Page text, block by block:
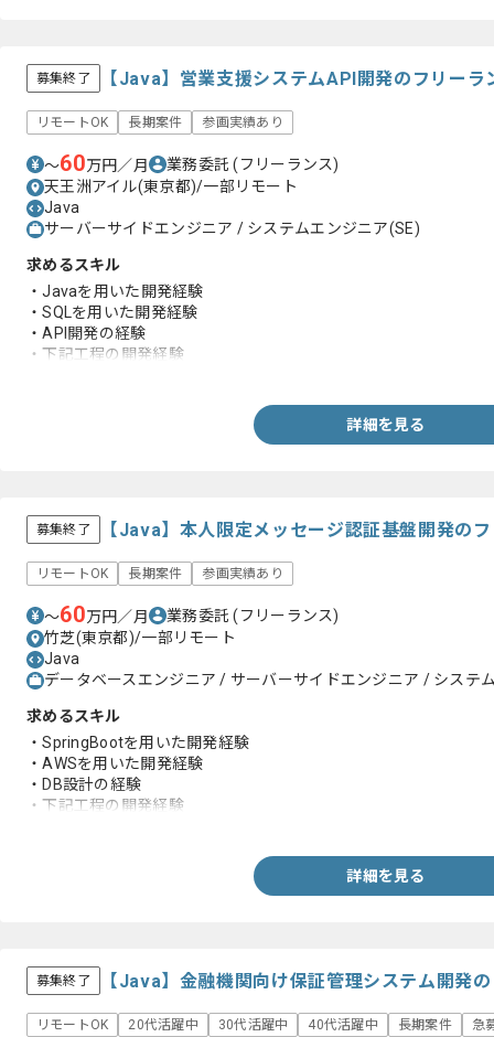
募集終了 【Java】営業支援システムAPI開発のフリーラ
リモートOK 長期案件 参画実績あり
〜60万円／月 業務委託(フリーランス)
天王洲アイル(東京都)/一部リモート
Java
サーバーサイドエンジニア / システムエンジニア(SE)
求めるスキル
・Javaを用いた開発経験
・SQLを用いた開発経験
・API開発の経験
・下記工程の開発経験
詳細を見る
募集終了 【Java】本人限定メッセージ認証基盤開発の
リモートOK 長期案件 参画実績あり
〜60万円／月 業務委託(フリーランス)
竹芝(東京都)/一部リモート
Java
データベースエンジニア / サーバーサイドエンジニア / システ
求めるスキル
・SpringBootを用いた開発経験
・AWSを用いた開発経験
・DB設計の経験
・下記工程の開発経験
詳細を見る
募集終了 【Java】金融機関向け保証管理システム開発
リモートOK 20代活躍中 30代活躍中 40代活躍中 長期案件 急